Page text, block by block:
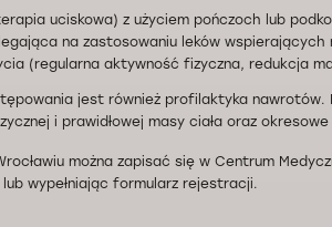
uciskowa) z użyciem pończoch lub
na zastosowaniu leków wspierających
(regularna aktywność fizyczna, redukcja
jest również profilaktyka nawrotów.
i prawidłowej masy ciała oraz
można zapisać się w Centrum
wypełniając formularz rejestracji.